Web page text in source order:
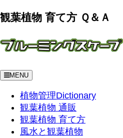
観葉植物 育て方 Ｑ＆Ａ
MENU
植物管理Dictionary
観葉植物 通販
観葉植物 育て方
風水と観葉植物